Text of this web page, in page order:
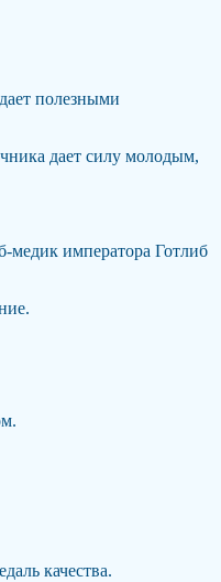
полезными
дает силу молодым,
медик императора Готлиб
качества.